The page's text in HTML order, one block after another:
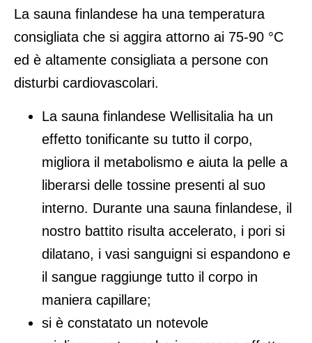
La sauna finlandese ha una temperatura
consigliata che si aggira attorno ai 75-90 °C
ed è altamente consigliata a persone con
disturbi cardiovascolari.
La sauna finlandese Wellisitalia ha un
effetto tonificante su tutto il corpo,
migliora il metabolismo e aiuta la pelle a
liberarsi delle tossine presenti al suo
interno. Durante una sauna finlandese, il
nostro battito risulta accelerato, i pori si
dilatano, i vasi sanguigni si espandono e
il sangue raggiunge tutto il corpo in
maniera capillare;
si è constatato un notevole